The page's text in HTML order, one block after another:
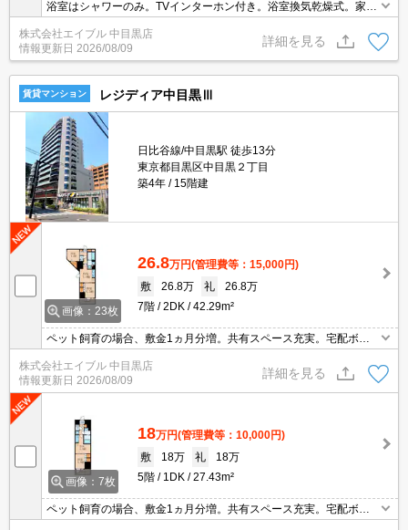
浴室はシャワーのみ。TVインターホン付き。浴室換気乾燥式。家
具・家電付。都内通勤の方におすすめ。閑静な住宅街。駅まで平
坦。ぜひお問い合わせください。引越指定業者あり。
株式会社エイブル 中目黒店
情報更新日 2026/08/09
詳細を見る
賃貸マンション レジディア中目黒Ⅲ
日比谷線/中目黒駅 徒歩13分
東京都目黒区中目黒２丁目
築4年
15階建
画像：23枚
26.8万円(管理費等：15,000円)
敷
26.8万 礼
26.8万
7階
2DK 42.29m²
ペット飼育の場合、敷金1ヵ月分増。共有スペース充実。宅配ボッ
クスあり。仲介手数料家賃の0.55ヶ月分。新婚さんにオススメ!。顔
認証付オートロックとスマートロックでセキュリティも安心。
株式会社エイブル 中目黒店
情報更新日 2026/08/09
詳細を見る
画像：7枚
18万円(管理費等：10,000円)
敷
18万 礼
18万
5階
1DK 27.43m²
ペット飼育の場合、敷金1ヵ月分増。共有スペース充実。宅配ボッ
クスあり。退去時清掃費33,000円。エアコン洗浄代実費。エイブル